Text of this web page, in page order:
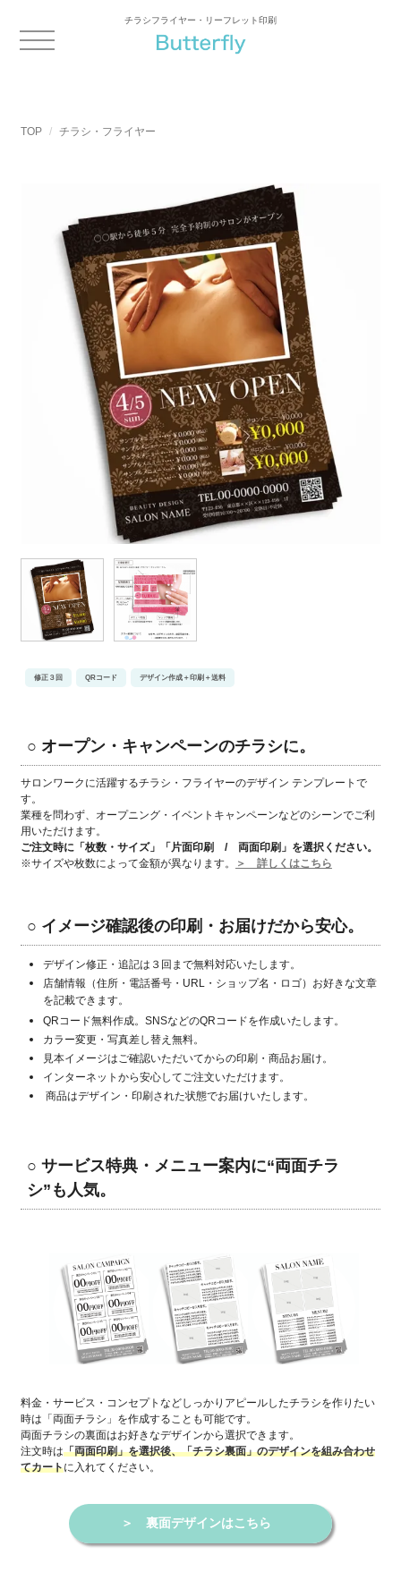
チラシフライヤー・リーフレット印刷
TOP チラシ・フライヤー
修正３回 QRコード デザイン作成＋印刷＋送料
○ オープン・キャンペーンのチラシに。
サロンワークに活躍するチラシ・フライヤーのデザイン テンプレートで
す。
業種を問わず、オープニング・イベントキャンペーンなどのシーンでご利
用いただけます。
ご注文時に「枚数・サイズ」「片面印刷 / 両面印刷」 を選択ください。
※サイズや枚数によって金額が異なります。
＞ 詳しくはこちら
○ イメージ確認後の印刷・お届けだから安心。
デザイン修正・追記は３回まで無料対応いたします。
店舗情報（住所・電話番号・URL・ショップ名・ロゴ）お好きな文章
を記載できます。
QRコード無料作成。SNSなどのQRコードを作成いたします。
カラー変更・写真差し替え無料。
見本イメージはご確認いただいてからの印刷・商品お届け。
インターネットから安心してご注文いただけます。
商品はデザイン・印刷された状態でお届けいたします。
○ サービス特典・メニュー案内に“両面チラ
シ”も人気。
料金・サービス・コンセプトなどしっかりアピールしたチラシを作りたい
時は「両面チラシ」を作成することも可能です。
両面チラシの裏面はお好きなデザインから選択できます。
注文時は「両面印刷」を選択後、「チラシ裏面」のデザインを組み合わせ
てカートに入れてください。
＞ 裏面デザインはこちら